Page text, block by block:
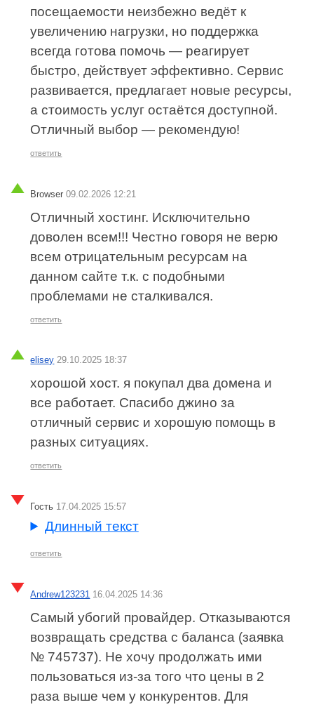
посещаемости неизбежно ведёт к
увеличению нагрузки, но поддержка
всегда готова помочь — реагирует
быстро, действует эффективно. Сервис
развивается, предлагает новые ресурсы,
а стоимость услуг остаётся доступной.
Отличный выбор — рекомендую!
ответить
Browser 09.02.2026 12:21
Отличный хостинг. Исключительно
доволен всем!!! Честно говоря не верю
всем отрицательным ресурсам на
данном сайте т.к. с подобными
проблемами не сталкивался.
ответить
elisey 29.10.2025 18:37
хорошой хост. я покупал два домена и
все работает. Спасибо джино за
отличный сервис и хорошую помощь в
разных ситуациях.
ответить
Гость 17.04.2025 15:57
Длинный текст
ответить
Andrew123231 16.04.2025 14:36
Самый убогий провайдер. Отказываются
возвращать средства с баланса (заявка
№ 745737). Не хочу продолжать ими
пользоваться из-за того что цены в 2
раза выше чем у конкурентов. Для